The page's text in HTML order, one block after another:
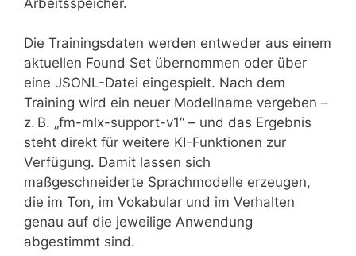
Die Trainingsdaten werden entweder aus einem
aktuellen Found Set übernommen oder über
eine JSONL-Datei eingespielt. Nach dem
Training wird ein neuer Modellname vergeben –
z. B. „fm-mlx-support-v1“ – und das Ergebnis
steht direkt für weitere KI-Funktionen zur
Verfügung. Damit lassen sich
maßgeschneiderte Sprachmodelle erzeugen,
die im Ton, im Vokabular und im Verhalten
genau auf die jeweilige Anwendung
abgestimmt sind.